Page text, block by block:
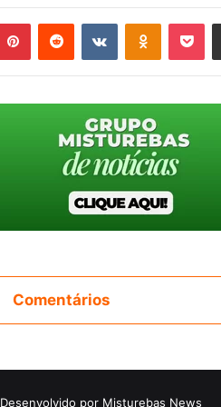
Comentários
Desenvolvido por Misturebas News